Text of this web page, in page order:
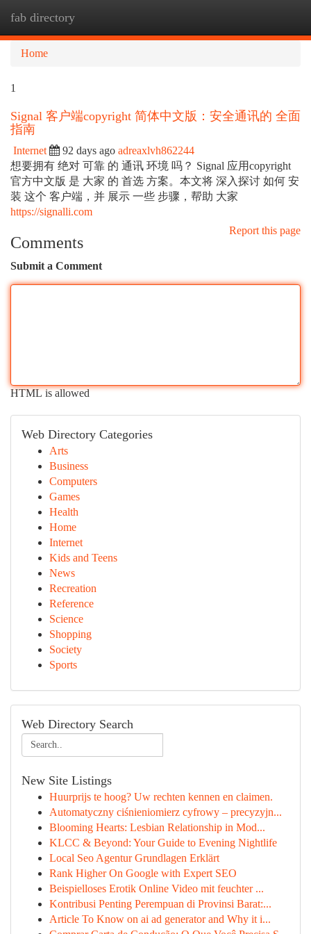
fab directory
Home
1
Signal 客户端copyright 简体中文版：安全通讯的 全面
指南
Internet 92 days ago adreaxlvh862244
想要拥有 绝对 可靠 的 通讯 环境 吗？ Signal 应用copyright
官方中文版 是 大家 的 首选 方案。本文将 深入探讨 如何 安
装 这个 客户端，并 展示 一些 步骤，帮助 大家
https://signalli.com
Report this page
Comments
Submit a Comment
HTML is allowed
Web Directory Categories
Arts
Business
Computers
Games
Health
Home
Internet
Kids and Teens
News
Recreation
Reference
Science
Shopping
Society
Sports
Web Directory Search
New Site Listings
Huurprijs te hoog? Uw rechten kennen en claimen.
Automatyczny ciśnieniomierz cyfrowy – precyzyjn...
Blooming Hearts: Lesbian Relationship in Mod...
KLCC & Beyond: Your Guide to Evening Nightlife
Local Seo Agentur Grundlagen Erklärt
Rank Higher On Google with Expert SEO
Beispielloses Erotik Online Video mit feuchter ...
Kontribusi Penting Perempuan di Provinsi Barat:...
Article To Know on ai ad generator and Why it i...